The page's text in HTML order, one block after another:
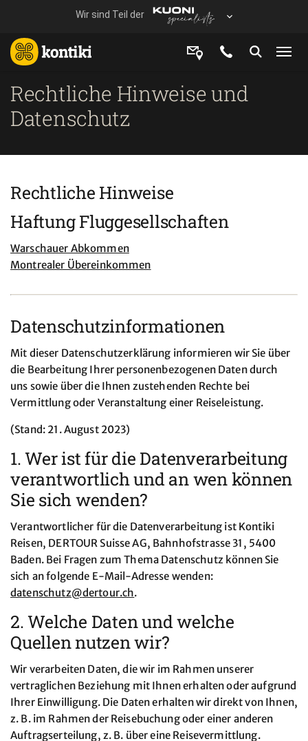
Rechtliche Hinweise und
Datenschutz
Rechtliche Hinweise
Haftung Fluggesellschaften
Warschauer Abkommen
Montrealer Übereinkommen
Datenschutzinformationen
Mit dieser Datenschutzerklärung informieren wir Sie über
die Bearbeitung Ihrer personenbezogenen Daten durch
uns sowie über die Ihnen zustehenden Rechte bei
Vermittlung oder Veranstaltung einer Reiseleistung.
(Stand: 21. August 2023)
1. Wer ist für die Datenverarbeitung
verantwortlich und an wen können
Sie sich wenden?
Verantwortlicher für die Datenverarbeitung ist Kontiki
Reisen, DERTOUR Suisse AG, Bahnhofstrasse 31, 5400
Baden. Bei Fragen zum Thema Datenschutz können Sie
sich an folgende E-Mail-Adresse wenden:
datenschutz@dertour.ch.
2. Welche Daten und welche
Quellen nutzen wir?
Wir verarbeiten Daten, die wir im Rahmen unserer
vertraglichen Beziehung mit Ihnen erhalten oder aufgrund
Ihrer Einwilligung. Die Daten erhalten wir direkt von Ihnen,
z. B. im Rahmen der Reisebuchung oder einer anderen
Auftragserteilung, z. B. über eine Reisevermittlung.